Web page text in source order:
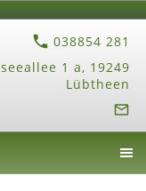
038854 281
1 a, 19249
Lübtheen